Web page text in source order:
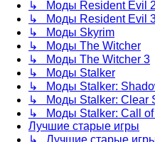
↳ Моды Resident Evil
↳ Моды Resident Evil
↳ Моды Skyrim
↳ Моды The Witcher
↳ Моды The Witcher 3
↳ Моды Stalker
↳ Моды Stalker:
↳ Моды Stalker: Clear
↳ Моды Stalker: Call of
Лучшие старые игры